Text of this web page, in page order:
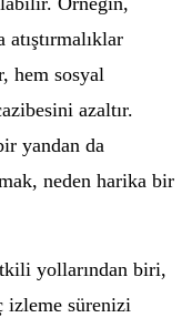
hem sosyal
azaltır.
yandan da
neden harika bir
yollarından biri,
izleme sürenizi